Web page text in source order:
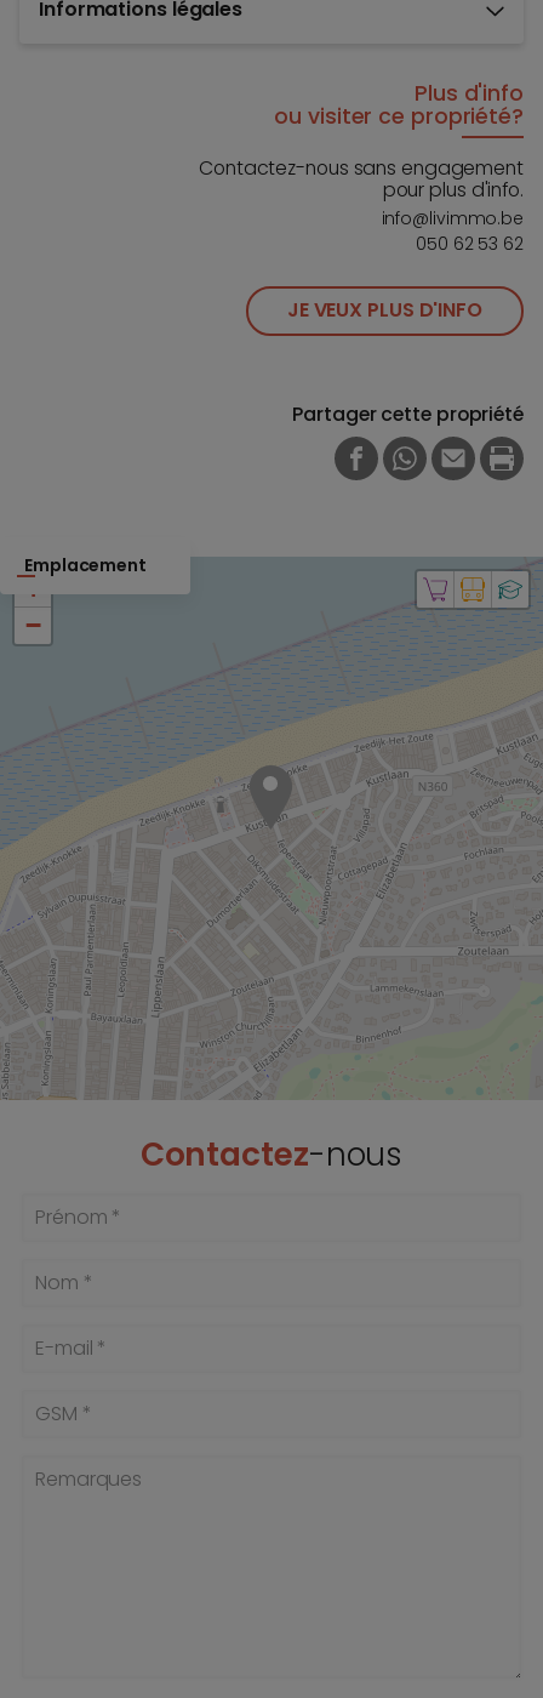
Informations légales
Plus d'info
ou visiter ce propriété?
Contactez-nous sans engagement
pour plus d'info.
info@livimmo.be
050 62 53 62
JE VEUX PLUS D'INFO
Partager cette propriété
FACEBOOK
WHATSAPP
E-MAIL
Emplacement
+
−
Contactez-nous
Prénom *
Nom *
E-mail *
GSM *
Remarques